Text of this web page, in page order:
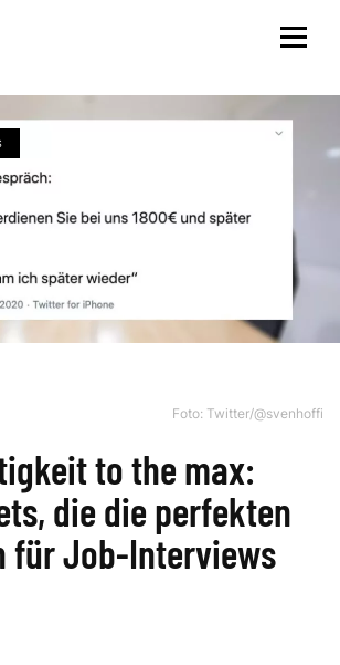
Foto: Twitter/@svenhoffi
to the max:
die die perfekten
für Job-Interviews